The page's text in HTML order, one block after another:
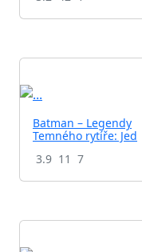
Batman – Legendy
Temného rytíře: Jed
3.9 11 7